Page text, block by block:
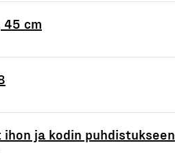
cm
ihon ja kodin puhdistukseen